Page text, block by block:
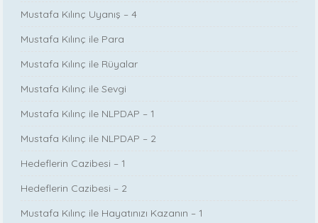
Mustafa Kılınç Uyanış – 4
Mustafa Kılınç ile Para
Mustafa Kılınç ile Rüyalar
Mustafa Kılınç ile Sevgi
Mustafa Kılınç ile NLPDAP – 1
Mustafa Kılınç ile NLPDAP – 2
Hedeflerin Cazibesi – 1
Hedeflerin Cazibesi – 2
Mustafa Kılınç ile Hayatınızı Kazanın – 1